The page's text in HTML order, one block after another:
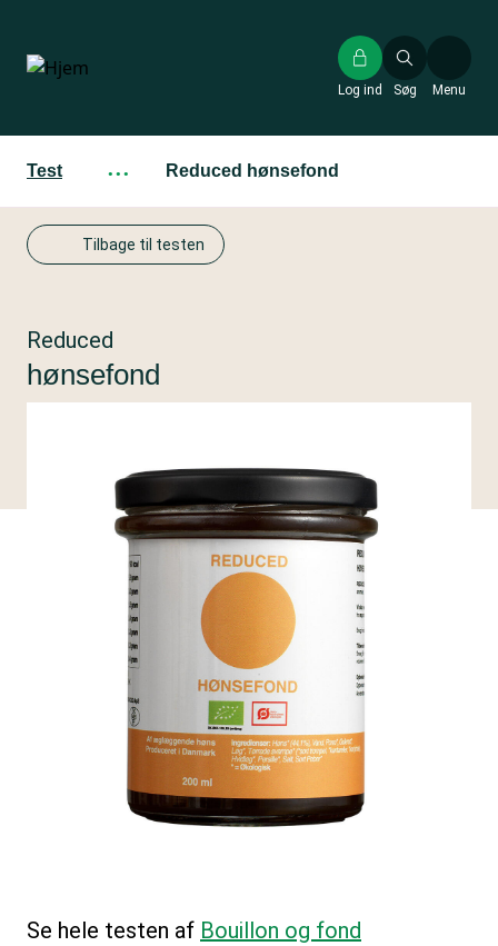
hovedindhold
Søg
Log ind Menu
Test ··· Reduced hønsefond
Tilbage til testen
Reduced
hønsefond
Se hele testen af Bouillon og fond